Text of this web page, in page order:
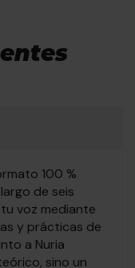
100 %
de seis
voz mediante
y prácticas de
a Nuria
sino un